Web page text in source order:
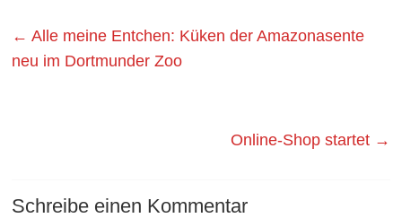
← Alle meine Entchen: Küken der Amazonasente
neu im Dortmunder Zoo
Online-Shop startet →
Schreibe einen Kommentar